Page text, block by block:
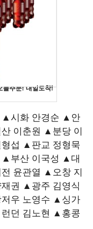
▲시화 안경순 ▲안
이춘원 ▲분당 이
섭 ▲판교 정형묵
부산 이국성 ▲대
윤관열 ▲오창 지
권 ▲광주 김영식
우 노영수 ▲싱가
던 김노현 ▲홍콩